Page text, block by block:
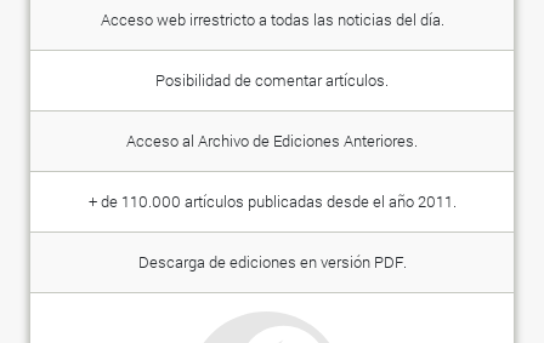
Acceso web irrestricto a todas las noticias del día.
Posibilidad de comentar artículos.
Acceso al Archivo de Ediciones Anteriores.
+ de 110.000 artículos publicadas desde el año 2011.
Descarga de ediciones en versión PDF.